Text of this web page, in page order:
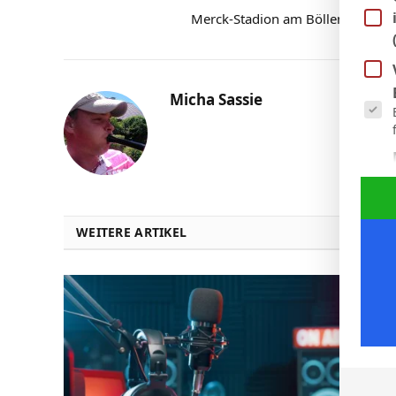
Merck-Stadion am Böllenfalltor
Micha Sassie
WEITERE ARTIKEL
Es